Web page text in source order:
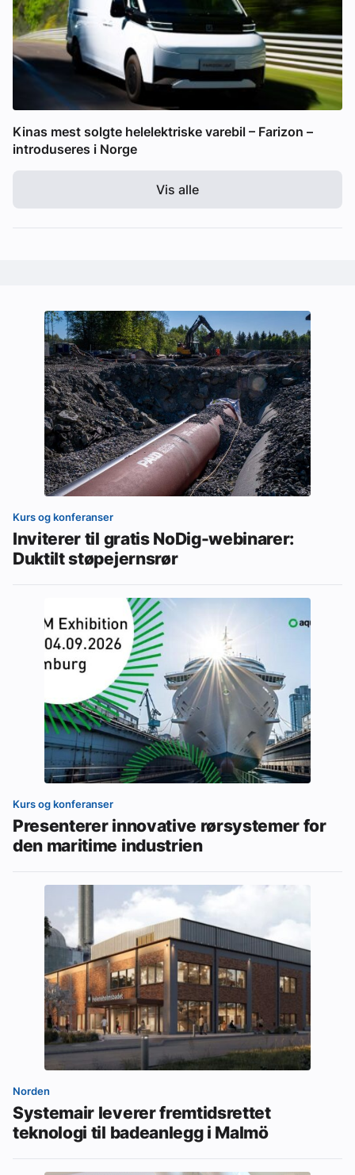
Kinas mest solgte helelektriske varebil – Farizon –
introduseres i Norge
Vis alle
Kurs og konferanser
Inviterer til gratis NoDig-webinarer:
Duktilt støpejernsrør
Kurs og konferanser
Presenterer innovative rørsystemer for
den maritime industrien
Norden
Systemair leverer fremtidsrettet
teknologi til badeanlegg i Malmö